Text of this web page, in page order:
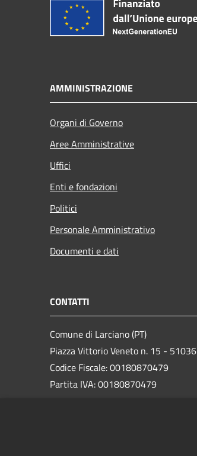
AMMINISTRAZIONE
Organi di Governo
Aree Amministrative
Uffici
Enti e fondazioni
Politici
Personale Amministrativo
Documenti e dati
CONTATTI
Comune di Larciano (PT)
Piazza Vittorio Veneto n. 15 - 51036
Codice Fiscale: 00180870479
Partita IVA: 00180870479